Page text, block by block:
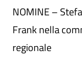
NOMINE –
Frank nella
regionale